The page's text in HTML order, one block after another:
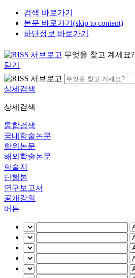
검색 바로가기
본문 바로가기(skip to content)
하단정보 바로가기
무엇을 찾고 계세요?
닫기
상세검색
상세검색
통합검색
국내학술논문
학위논문
해외학술논문
학술지
단행본
연구보고서
공개강의
버튼